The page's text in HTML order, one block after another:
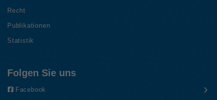
Recht
Publikationen
Statistik
Folgen Sie uns
Facebook